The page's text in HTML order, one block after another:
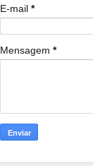
E-mail *
Mensagem *